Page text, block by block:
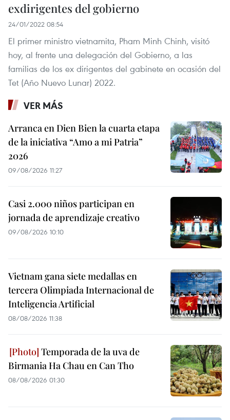
exdirigentes del gobierno
24/01/2022 08:54
El primer ministro vietnamita, Pham Minh Chinh, visitó
hoy, al frente una delegación del Gobierno, a las
familias de los ex dirigentes del gabinete en ocasión del
Tet (Año Nuevo Lunar) 2022.
VER MÁS
Arranca en Dien Bien la cuarta etapa
de la iniciativa “Amo a mi Patria”
2026
09/08/2026 11:27
Casi 2.000 niños participan en
jornada de aprendizaje creativo
09/08/2026 10:10
Vietnam gana siete medallas en
tercera Olimpiada Internacional de
Inteligencia Artificial
08/08/2026 11:38
Temporada de la uva de
Birmania Ha Chau en Can Tho
08/08/2026 01:30